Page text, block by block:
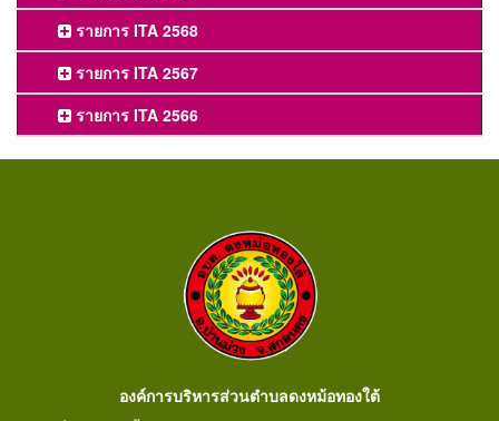
รายการ ITA 2568
รายการ ITA 2567
รายการ ITA 2566
องค์การบริหารส่วนตำบลดงหม้อทองใต้